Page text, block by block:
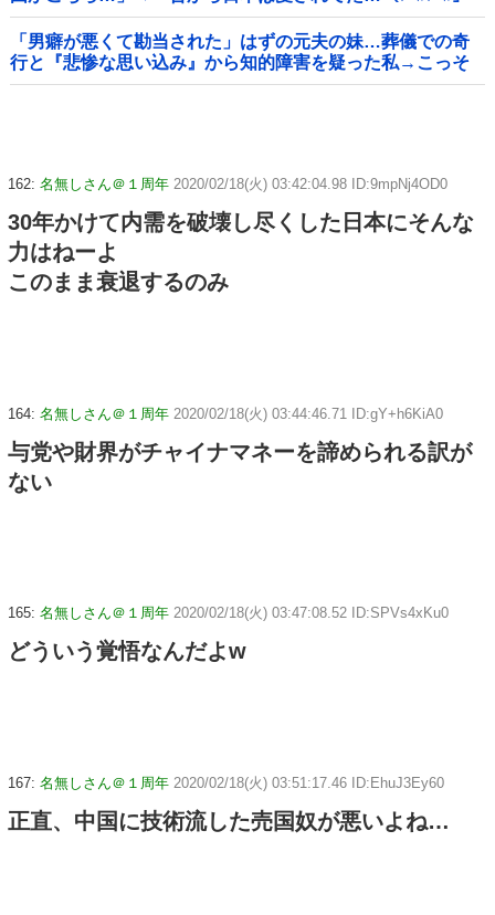
＝韓国の反応
「男癖が悪くて勘当された」はずの元夫の妹…葬儀での奇
行と『悲惨な思い込み』から知的障害を疑った私→こっそ
り病院へ誘導し行政保護させた話
162: 名無しさん＠１周年 2020/02/18(火) 03:42:04.98 ID:9mpNj4OD0
30年かけて内需を破壊し尽くした日本にそんな
力はねーよ
このまま衰退するのみ
164: 名無しさん＠１周年 2020/02/18(火) 03:44:46.71 ID:gY+h6KiA0
与党や財界がチャイナマネーを諦められる訳が
ない
165: 名無しさん＠１周年 2020/02/18(火) 03:47:08.52 ID:SPVs4xKu0
どういう覚悟なんだよw
167: 名無しさん＠１周年 2020/02/18(火) 03:51:17.46 ID:EhuJ3Ey60
正直、中国に技術流した売国奴が悪いよね…